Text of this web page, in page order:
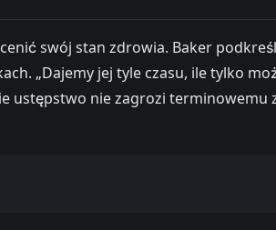
swój stan zdrowia. Baker
„Dajemy jej tyle czasu, ile tylko
ustępstwo nie zagrozi terminowemu